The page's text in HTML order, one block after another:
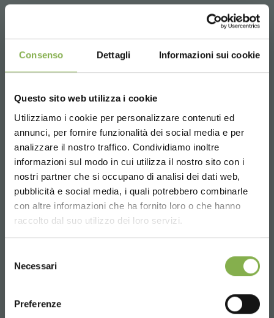
Consenso Dettagli Informazioni sui cookie
Questo sito web utilizza i cookie
Utilizziamo i cookie per personalizzare contenuti ed
annunci, per fornire funzionalità dei social media e per
analizzare il nostro traffico. Condividiamo inoltre
informazioni sul modo in cui utilizza il nostro sito con i
nostri partner che si occupano di analisi dei dati web,
pubblicità e social media, i quali potrebbero combinarle
con altre informazioni che ha fornito loro o che hanno
raccolto dal suo utilizzo dei loro servizi.
delNecessari
Preferenze
The frills that characterize it make it also suitable for
irrigation with flow and reflux systems.
OPTIONAL: drain, drain valve and filter that prevents the
accumulation of dirt and foliage.
Available in various sizes.
Choose the country you are in and your
language for a better browsing experience
СКАЧАТЬ
ТЕХНИЧЕСКИЙ
ПАСПОРТ
зарегистрируйтесь, чтобы
скачать технический